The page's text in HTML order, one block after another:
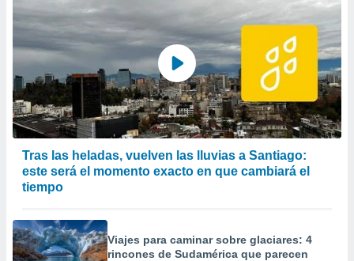
Tras las heladas, vuelven las lluvias a Santiago:
este será el momento exacto en que cambiará el
tiempo
Viajes para caminar sobre glaciares: 4
rincones de Sudamérica que parecen